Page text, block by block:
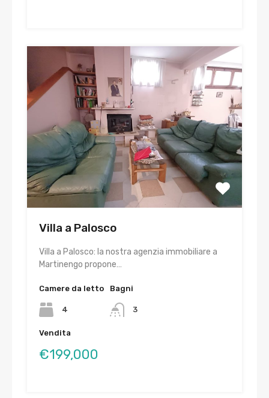
Villa a Palosco
Villa a Palosco: la nostra agenzia immobiliare a
Martinengo propone…
Camere da letto
4
Bagni
3
Vendita
€199,000